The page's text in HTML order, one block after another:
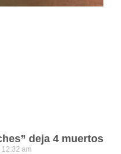
deja 4 muertos
12:32 am